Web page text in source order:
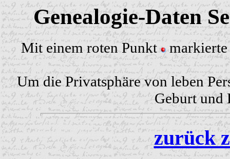
Genealogie-Daten
Mit einem roten Punkt markierte
Um die Privatsphäre von leben
Geburt und
zurück